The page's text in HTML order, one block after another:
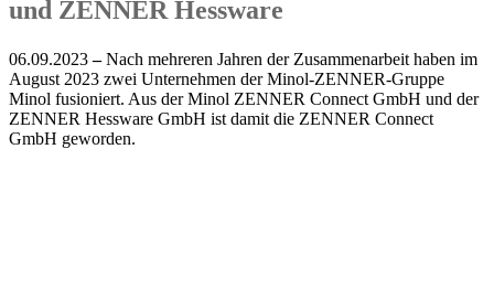
und ZENNER Hessware
06.09.2023–Nach mehreren Jahren der Zusammenarbeit haben im
August 2023 zwei Unternehmen der Minol-ZENNER-Gruppe
Minol fusioniert. Aus der Minol ZENNER Connect GmbH und der
ZENNER Hessware GmbH ist damit die ZENNER Connect
GmbH geworden.